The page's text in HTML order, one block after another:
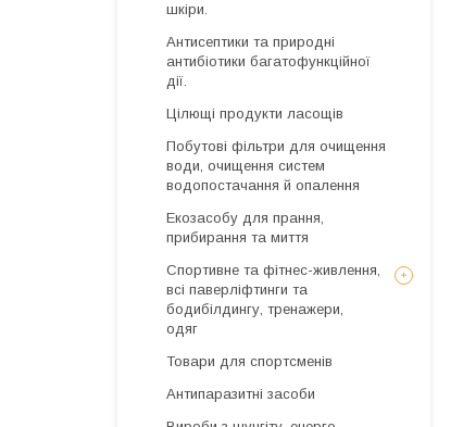
шкіри.
Антисептики та природні
антибіотики багатофункційної
дії.
Цілющі продукти ласощів
Побутові фільтри для очищення
води, очищення систем
водопостачання й опалення
Екозасобу для прання,
прибирання та миття
Спортивне та фітнес-живлення,
всі паверліфтинги та
бодибілдингу, тренажери,
одяг
Товари для спортсменів
Антипаразитні засоби